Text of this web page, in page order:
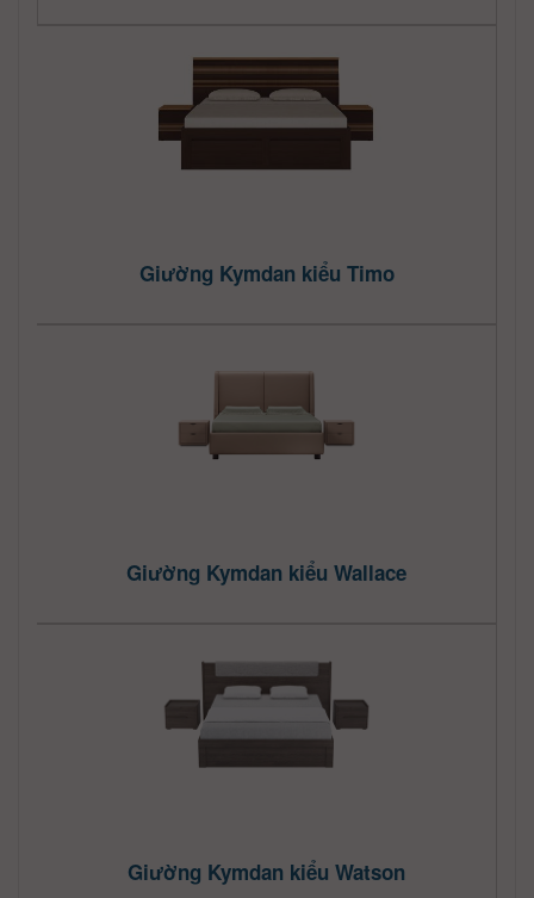
Giường Kymdan kiểu Timo
Giường Kymdan kiểu Wallace
Giường Kymdan kiểu Watson